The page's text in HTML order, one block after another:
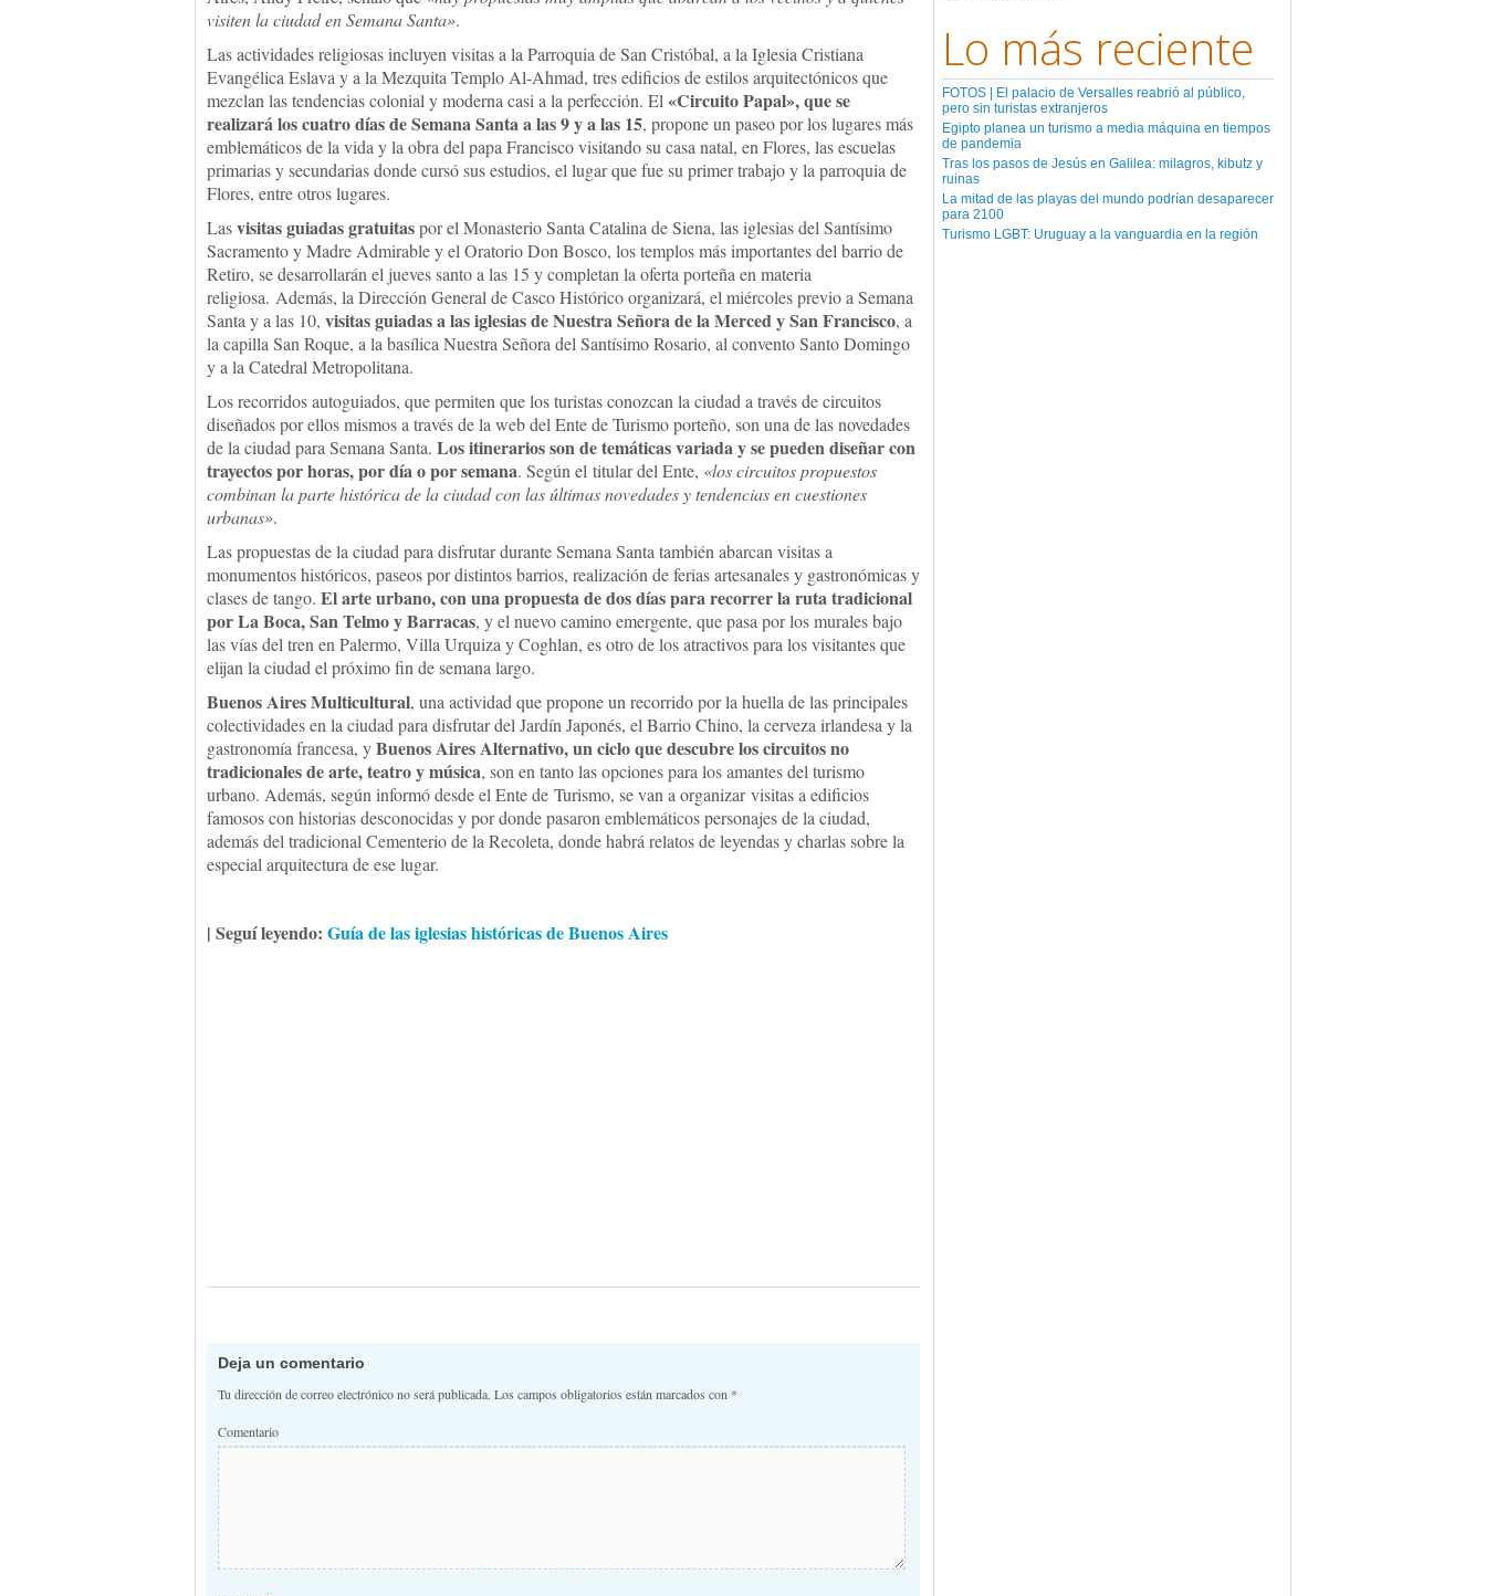
Lo más reciente
FOTOS | El palacio de Versalles reabrió al público,
pero sin turistas extranjeros
Egipto planea un turismo a media máquina en tiempos
de pandemia
Tras los pasos de Jesús en Galilea: milagros, kibutz y
ruinas
La mitad de las playas del mundo podrían desaparecer
para 2100
Turismo LGBT: Uruguay a la vanguardia en la región
visiten la ciudad en Semana Santa».
Las actividades religiosas incluyen visitas a la Parroquia de San Cristóbal, a la Iglesia Cristiana
Evangélica Eslava y a la Mezquita Templo Al-Ahmad, tres edificios de estilos arquitectónicos que
mezclan las tendencias colonial y moderna casi a la perfección. El «Circuito Papal», que se
realizará los cuatro días de Semana Santa a las 9 y a las 15, propone un paseo por los lugares más
emblemáticos de la vida y la obra del papa Francisco visitando su casa natal, en Flores, las escuelas
primarias y secundarias donde cursó sus estudios, el lugar que fue su primer trabajo y la parroquia de
Flores, entre otros lugares.
Lasvisitas guiadas gratuitaspor el Monasterio Santa Catalina de Siena, las iglesias del Santísimo
Sacramento y Madre Admirable y el Oratorio Don Bosco, los templos más importantes del barrio de
Retiro, se desarrollarán el jueves santo a las 15 y completan la oferta porteña en materia
religiosa. Además, la Dirección General de Casco Histórico organizará, el miércoles previo a Semana
Santa y a las 10, visitas guiadas a las iglesias de Nuestra Señora de la Merced y San Francisco, a
la capilla San Roque, a la basílica Nuestra Señora del Santísimo Rosario, al convento Santo Domingo
y a la Catedral Metropolitana.
Los recorridos autoguiados, que permiten que los turistas conozcan la ciudad a través de circuitos
diseñados por ellos mismos a través de la web del Ente de Turismo porteño, son una de las novedades
de la ciudad para Semana Santa. Los itinerarios son de temáticas variada y se pueden diseñar con
trayectos por horas, por día o por semana. Según el titular del Ente, «los circuitos propuestos
combinan la parte histórica de la ciudad con las últimas novedades y tendencias en cuestiones
urbanas».
Las propuestas de la ciudad para disfrutar durante Semana Santa también abarcan visitas a
monumentos históricos, paseos por distintos barrios, realización de ferias artesanales y gastronómicas y
clases de tango. El arte urbano, con una propuesta de dos días para recorrer la ruta tradicional
por La Boca, San Telmo y Barracas, y el nuevo camino emergente, que pasa por los murales bajo
las vías del tren en Palermo, Villa Urquiza y Coghlan, es otro de los atractivos para los visitantes que
elijan la ciudad el próximo fin de semana largo.
Buenos Aires Multicultural, una actividad que propone un recorrido por la huella de las principales
colectividades en la ciudad para disfrutar del Jardín Japonés, el Barrio Chino, la cerveza irlandesa y la
gastronomía francesa, yBuenos Aires Alternativo, un ciclo que descubre los circuitos no
tradicionales de arte, teatro y música, son en tanto las opciones para los amantes del turismo
urbano. Además, según informó desde el Ente de Turismo, se van a organizar visitas a edificios
famosos con historias desconocidas y por donde pasaron emblemáticos personajes de la ciudad,
además del tradicional Cementerio de la Recoleta, donde habrá relatos de leyendas y charlas sobre la
especial arquitectura de ese lugar.
| Seguí leyendo: Guía de las iglesias históricas de Buenos Aires
Deja un comentario
Tu dirección de correo electrónico no será publicada. Los campos obligatorios están marcados con *
Comentario